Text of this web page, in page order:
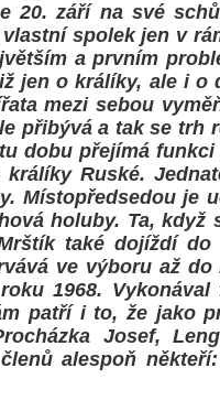
20. září na své
spolek jen v
a prvním
jen o králíky, ale i o
mezi sebou
přibývá a tak se trh
dobu přejímá
Ruské.
Místopředsedou je
holuby. Ta,
také dojíždí do
ve výboru až do
1968. Vykonával
patří i to, že jako
Josef,
alespoň